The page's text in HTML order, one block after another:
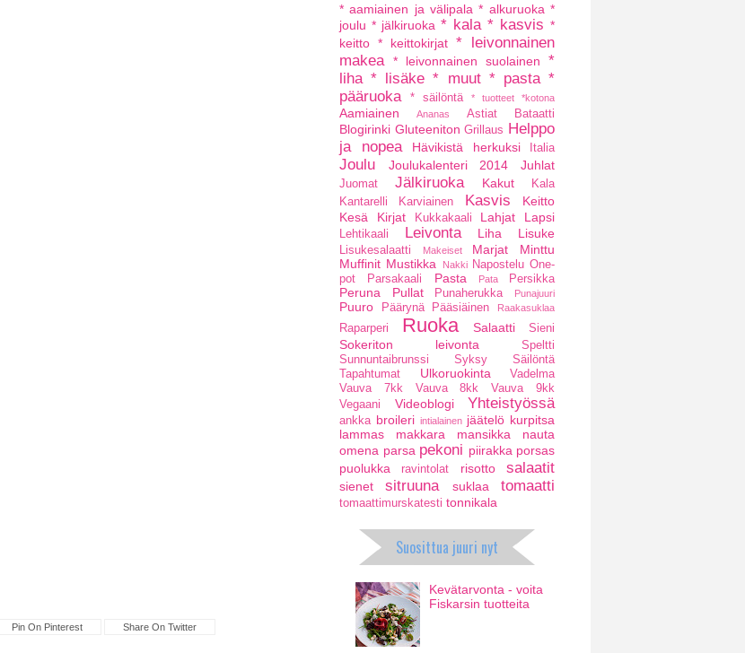
Pin On Pinterest Share On Twitter
* aamiainen ja välipala * alkuruoka *
joulu * jälkiruoka * kala * kasvis *
keitto * keittokirjat * leivonnainen
makea
* leivonnainen suolainen
*
liha * lisäke * muut * pasta *
pääruoka
* säilöntä * tuotteet *kotona
Aamiainen Ananas Astiat Bataatti
Blogirinki Gluteeniton Grillaus Helppo
ja nopea
Hävikistä herkuksi Italia
Joulu Joulukalenteri 2014 Juhlat
Juomat Jälkiruoka Kakut
Kala
Kantarelli
Karviainen Kasvis
Keitto
Kesä
Kirjat Kukkakaali Lahjat Lapsi
Lehtikaali Leivonta Liha Lisuke
Lisukesalaatti Makeiset Marjat
Minttu
Muffinit Mustikka Nakki Napostelu One-
pot
Parsakaali Pasta Pata Persikka
Peruna Pullat Punaherukka Punajuuri
Puuro Päärynä Pääsiäinen Raakasuklaa
Raparperi Ruoka Salaatti Sieni
Sokeriton leivonta
Speltti
Sunnuntaibrunssi
Syksy
Säilöntä
Tapahtumat
Ulkoruokinta
Vadelma
Vauva 7kk
Vauva 8kk
Vauva 9kk
Vegaani
Videoblogi Yhteistyössä
ankka broileri intialainen jäätelö kurpitsa
lammas
makkara mansikka
nauta
omena parsa pekoni piirakka porsas
puolukka
ravintolat risotto salaatit
sienet sitruuna suklaa tomaatti
tomaattimurskatesti tonnikala
Suosittua juuri nyt
Kevätarvonta - voita
Fiskarsin tuotteita